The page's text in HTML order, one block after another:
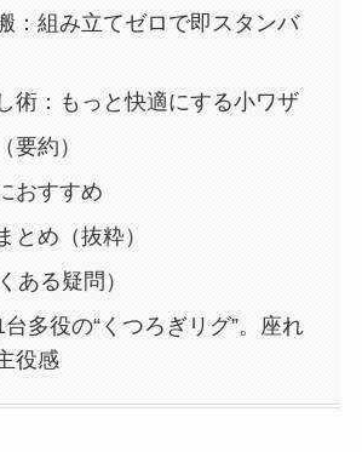
：組み立てゼロで即スタンバ
術：もっと快適にする小ワザ
要約）
おすすめ
とめ（抜粋）
ある疑問）
台多役の“くつろぎリグ”。座れ
役感